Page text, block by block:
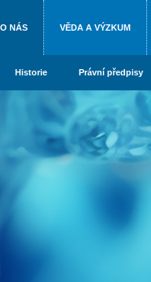
O NÁS VĚDA A VÝZKUM
Historie Právní předpisy